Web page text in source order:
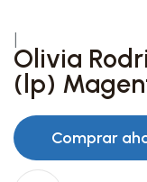
Olivia
(lp)
Comprar